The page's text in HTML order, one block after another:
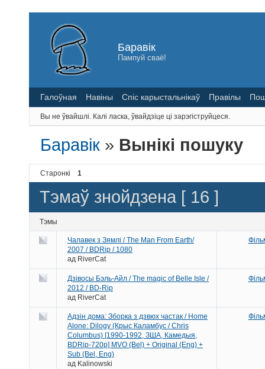
Баравік
Пампуй сваё!
Галоўная Навіны Спіс карыстальнікаў Правілы
Вы не ўвайшлі. Калі ласка, ўвайдзіце ці зарэгіструйцеся.
Баравік » Вынікі пошуку
Старонкі 1
Тэмаў знойдзена [ 16 ]
Тэмы
Чалавек з Зямлі / The Man From Earth/
2007 / BDRip / 1080
ад RiverCat
Дзівосы Бэль-Айл / The magic of Belle Isle /
2012 / BD-Rip
ад RiverCat
Адзін дома: Зборка з дзвюх частак / Home
Alone: Dilogy (Крыс Каламбус / Chris
Columbus) [1990-1992, ЗША, Камедыя,
BDRip-720p] MVO (Bel) + Original (Eng) +
Sub (Bel, Eng)
ад Kalinowski